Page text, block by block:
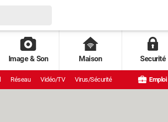
Image & Son Maison Securité
Réseau Vidéo/TV Virus/Sécurité Emploi